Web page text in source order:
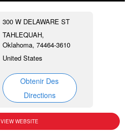
300 W DELAWARE ST
TAHLEQUAH,
Oklahoma, 74464-3610
United States
Obtenir Des
Directions
VIEW WEBSITE